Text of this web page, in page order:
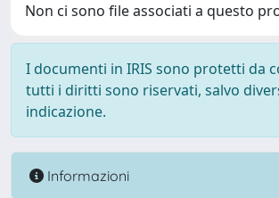
Non ci sono file associati a questo
I documenti in IRIS sono protetti da
tutti i diritti sono riservati, salvo
indicazione.
Informazioni